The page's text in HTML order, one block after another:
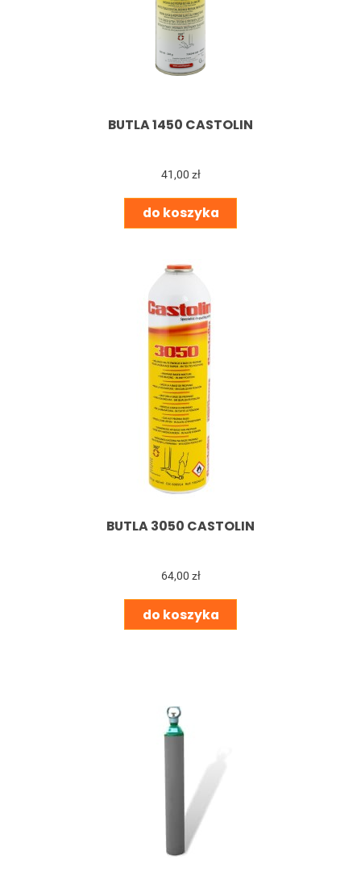
BUTLA 1450 CASTOLIN
41,00 zł
do koszyka
BUTLA 3050 CASTOLIN
64,00 zł
do koszyka